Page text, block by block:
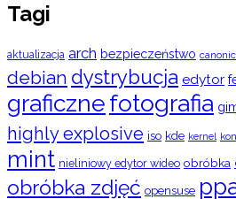
Tagi
aktualizacja arch bezpieczeństwo
debian dystrybucja edytor
graficznefotografia
highly explosive iso kde kernel
mint nieliniowy edytor wideo obróbka
obróbka zdjęć opensuse